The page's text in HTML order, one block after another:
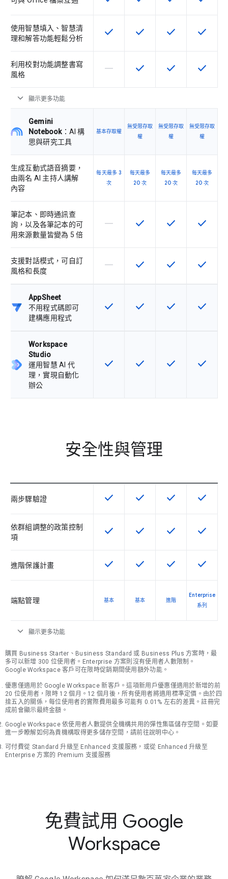
使用智慧填入、智慧清
理和解答功能輕鬆分析
這項功能適用於該 SKU
check 這項功能適用於該 SKU
check 這項功能適用於
check 這項功
check
利用校對功能調整書寫
風格
這個 SKU 不支援這項功能
horizontal_rule 這項功能適用於該 SKU
check 這項功能適用於
check 這項功
check
expand_more 顯示更多功能
Gemini
Notebook：AI 構
思與研究工具
基本存取權
無受限存取
權
無受限存取
權
無受限存取
權
生成互動式語音摘要，
由兩名 AI 主持人講解
內容
每天最多 3
次
每天最多
20 次
每天最多
20 次
每天最多
20 次
筆記本、即時通訊查
詢，以及各筆記本的可
用來源數量皆變為 5 倍
這個 SKU 不支援這項功能
horizontal_rule 這項功能適用於該 SKU
check 這項功能適用於
check 這項功
check
支援對話模式，可自訂
風格和長度
這個 SKU 不支援這項功能
horizontal_rule 這項功能適用於該 SKU
check 這項功能適用於
check 這項功
check
AppSheet
不用程式碼即可
建構應用程式
這項功能適用於該 SKU
check 這項功能適用於該 SKU
check 這項功能適用於
check 這項功
check
Workspace
Studio
運用智慧 AI 代
理，實現自動化
辦公
這項功能適用於該 SKU
check 這項功能適用於該 SKU
check 這項功能適用於
check 這項功
check
安全性與管理
兩步驟驗證 這項功能適用於該 SKU
check 這項功能適用於該 SKU
check 這項功能適用於
check 這項功
check
依群組調整的政策控制
項
這項功能適用於該 SKU
check 這項功能適用於該 SKU
check 這項功能適用於
check 這項功
check
進階保護計畫 這項功能適用於該 SKU
check 這項功能適用於該 SKU
check 這項功能適用於
check 這項功
check
端點管理 基本 基本 進階
Enterprise
系列
expand_more 顯示更多功能
購買 Business Starter、Business Standard 或 Business Plus 方案時，最
多可以新增 300 位使用者。Enterprise 方案則沒有使用者人數限制。
Google Workspace 客戶可在限時促銷期間使用額外功能。
優惠僅適用於 Google Workspace 新客戶。這項新用戶優惠僅適用於新增的前
20 位使用者，限時 12 個月。12 個月後，所有使用者將適用標準定價。由於四
捨五入的關係，每位使用者的實際費用最多可能有 0.01% 左右的差異。註冊完
成前會顯示最終金額。
Google Workspace 依使用者人數提供全機構共用的彈性集區儲存空間。如要
進一步瞭解如何為貴機構取得更多儲存空間，請前往說明中心。
可付費從 Standard 升級至 Enhanced 支援服務，或從 Enhanced 升級至
Enterprise 方案的 Premium 支援服務
免費試用 Google
Workspace